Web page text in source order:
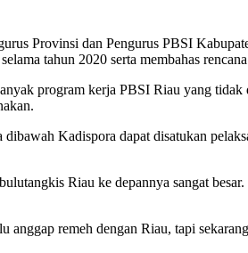
Provinsi dan Pengurus PBSI
tahun 2020 serta membahas
program kerja PBSI Riau yang
Kadispora dapat disatukan
Riau ke depannya sangat
remeh dengan Riau, tapi